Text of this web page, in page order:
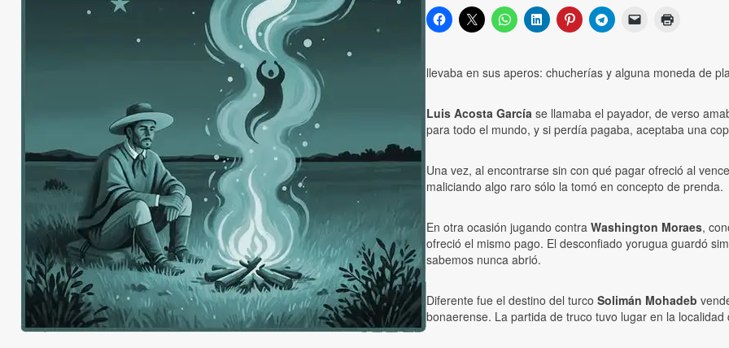
llevaba en sus aperos: chucherías y alguna moneda de
Luis Acosta García se llamaba el payador, de verso
para todo el mundo, y si perdía pagaba, aceptaba una
Una vez, al encontrarse sin con qué pagar ofreció al
maliciando algo raro sólo la tomó en concepto de prenda.
En otra ocasión jugando contra Washington Moraes,
ofreció el mismo pago. El desconfiado yorugua guardó
sabemos nunca abrió.
Diferente fue el destino del turco Solimán Mohadeb
bonaerense. La partida de truco tuvo lugar en la localidad